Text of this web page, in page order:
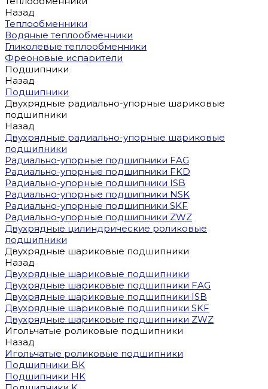
Назад
Теплообменники
Водяные теплообменники
Гликолевые теплообменники
Фреоновые испарители
Подшипники
Назад
Подшипники
Двухрядные радиально-упорные шариковые
подшипники
Назад
Двухрядные радиально-упорные шариковые
подшипники
Радиально-упорные подшипники FAG
Радиально-упорные подшипники FKD
Радиально-упорные подшипники ISB
Радиально-упорные подшипники NSK
Радиально-упорные подшипники SKF
Радиально-упорные подшипники ZWZ
Двухрядные цилиндрические роликовые
подшипники
Двухрядные шариковые подшипники
Назад
Двухрядные шариковые подшипники
Двухрядные шариковые подшипники FAG
Двухрядные шариковые подшипники ISB
Двухрядные шариковые подшипники SKF
Двухрядные шариковые подшипники ZWZ
Игольчатые роликовые подшипники
Назад
Игольчатые роликовые подшипники
Подшипники BK
Подшипники HK